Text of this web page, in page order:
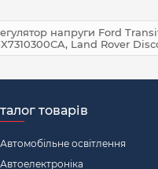
напруги Ford
Land Rover
товарів
Автомобільне освітлення
Автоелектроніка